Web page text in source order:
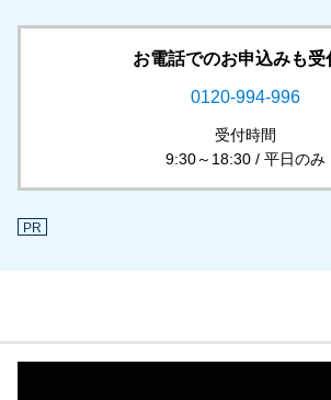
お電話でのお申込みも受
0120-994-996
受付時間
9:30～18:30 / 平日のみ
PR